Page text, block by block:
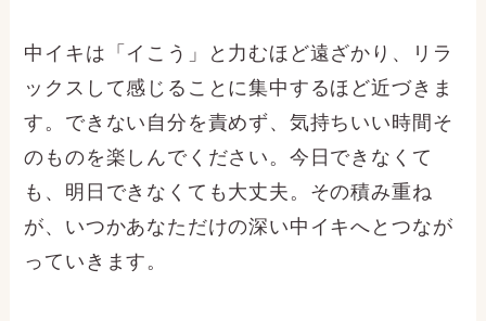
中イキは「イこう」と力むほど遠ざかり、リラ
ックスして感じることに集中するほど近づきま
す。できない自分を責めず、気持ちいい時間そ
のものを楽しんでください。今日できなくて
も、明日できなくても大丈夫。その積み重ね
が、いつかあなただけの深い中イキへとつなが
っていきます。